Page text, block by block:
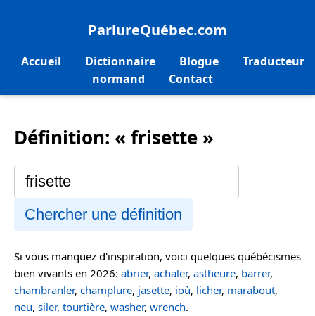
ParlureQuébec.com
Accueil Dictionnaire Blogue
Traducteur
normand
Contact
Définition: « frisette »
Chercher une définition
Si vous manquez d'inspiration, voici quelques québécismes
bien vivants en 2026: abrier, achaler, astheure, barrer,
chambranler, champlure, jasette, ioù, licher, marabout,
neu, siler, tourtière, washer, wrench.